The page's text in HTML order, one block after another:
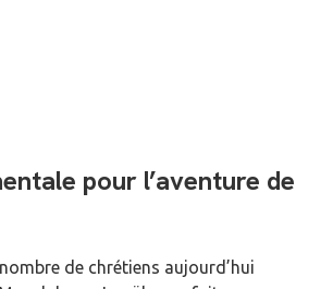
pour l’aventure de
de chrétiens aujourd’hui